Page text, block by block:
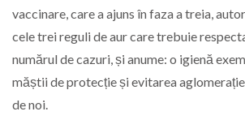
vaccinare, care a ajuns în faza a treia,
cele trei reguli de aur care trebuie
numărul de cazuri, și anume: o igienă
măștii de protecție și evitarea
de noi.